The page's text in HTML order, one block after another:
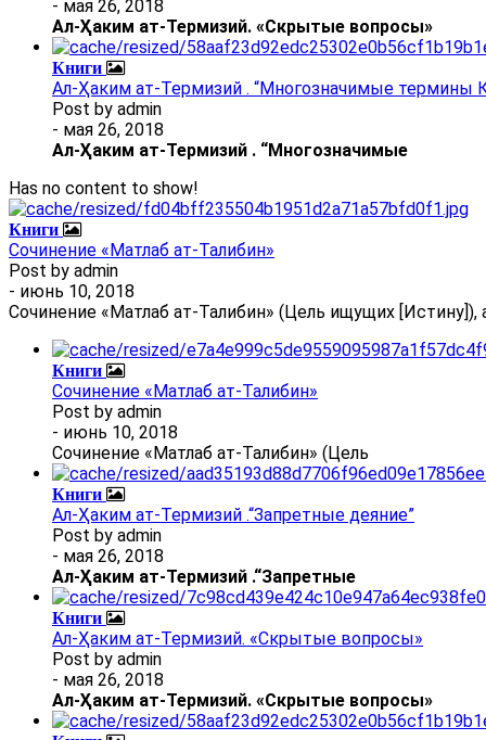
- мая 26, 2018
Ал-Ҳаким ат-Термизий. «Скрытые вопросы»
Книги
Ал-Ҳаким ат-Термизий . “Многозначимые термины
Post by admin
- мая 26, 2018
Ал-Ҳаким ат-Термизий . “Многозначимые
Has no content to show!
Книги
Сочинение «Матлаб ат-Талибин»
Post by admin
- июнь 10, 2018
Сочинение «Матлаб ат-Талибин» (Цель ищущих
Книги
Сочинение «Матлаб ат-Талибин»
Post by admin
- июнь 10, 2018
Сочинение «Матлаб ат-Талибин» (Цель
Книги
Ал-Ҳаким ат-Термизий .“Запретные деяние”
Post by admin
- мая 26, 2018
Ал-Ҳаким ат-Термизий .“Запретные
Книги
Ал-Ҳаким ат-Термизий. «Скрытые вопросы»
Post by admin
- мая 26, 2018
Ал-Ҳаким ат-Термизий. «Скрытые вопросы»